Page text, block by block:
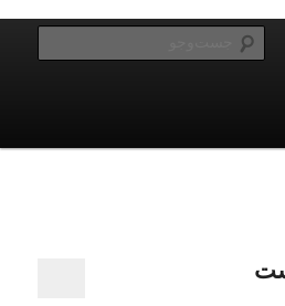
اخلاق، اخبار، علم و سیاست